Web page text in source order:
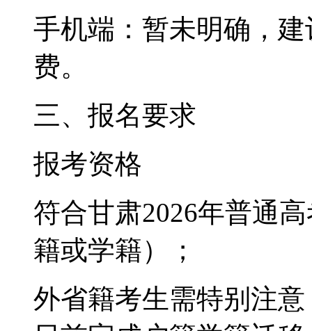
手机端‌：暂未明确，
费。
三、报名要求
‌报考资格‌
符合甘肃2026年普通
籍或学籍）；
外省籍考生需特别注